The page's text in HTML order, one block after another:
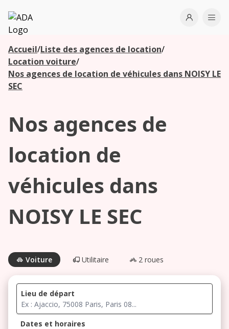
ADA
Open
Accueil/Liste des agences de location/
Location voiture/
Nos agences de location de véhicules dans NOISY LE
SEC
Nos agences de
location de
véhicules dans
NOISY LE SEC
Voiture Utilitaire 2 roues
Lieu de départ
Dates et horaires
Les
agences à
proximité
Commencez
votre
recherche
pour voir les
proximité